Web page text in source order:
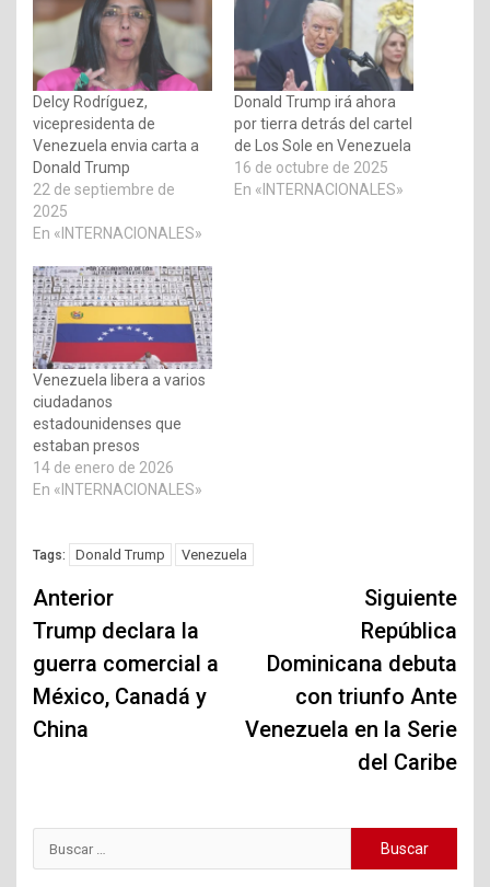
Delcy Rodríguez,
vicepresidenta de
Venezuela envia carta a
Donald Trump
22 de septiembre de
2025
En «INTERNACIONALES»
Donald Trump irá ahora
por tierra detrás del cartel
de Los Sole en Venezuela
16 de octubre de 2025
En «INTERNACIONALES»
Venezuela libera a varios
ciudadanos
estadounidenses que
estaban presos
14 de enero de 2026
En «INTERNACIONALES»
Tags: Donald Trump Venezuela
Navegación
de
entradas
Anterior
Trump declara la
guerra comercial a
México, Canadá y
China
Siguiente
República
Dominicana debuta
con triunfo Ante
Venezuela en la Serie
del Caribe
Buscar: